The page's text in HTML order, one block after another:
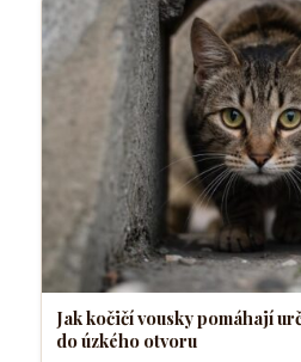
Jak kočičí vousky pomáhají
do úzkého otvoru